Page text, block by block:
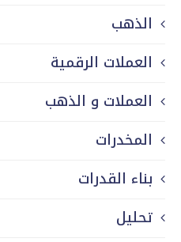
الذهب
العملات الرقمية
العملات و الذهب
المخدرات
بناء القدرات
تحليل